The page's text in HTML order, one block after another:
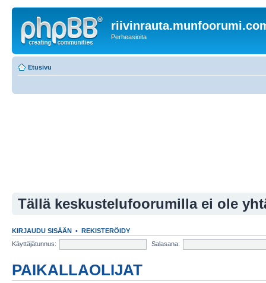
Perheasioita
Etusivu
Tällä keskustelufoorumilla ei ole
KIRJAUDU SISÄÄN • REKISTERÖIDY
Käyttäjätunnus:
Salasana:
PAIKALLAOLIJAT